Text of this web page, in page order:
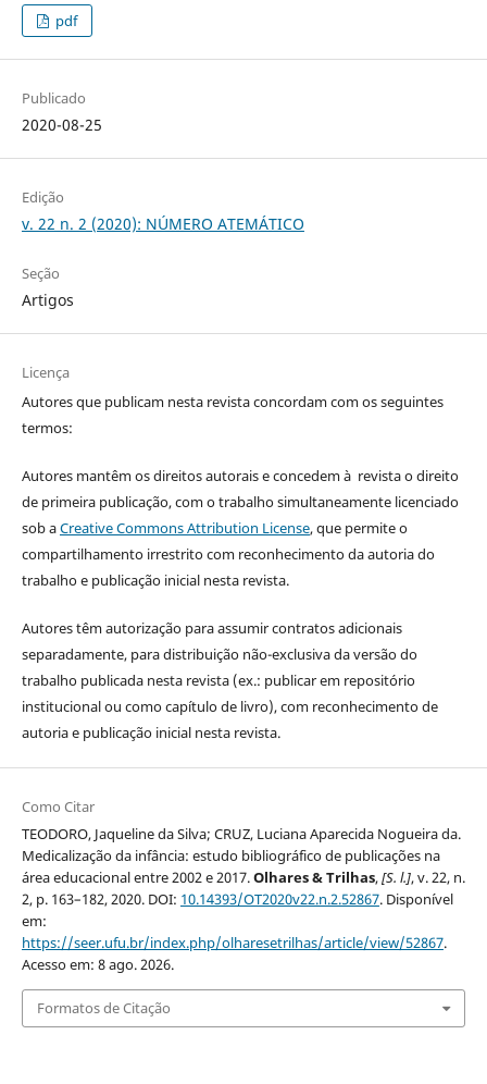
pdf
Publicado
2020-08-25
Edição
v. 22 n. 2 (2020): NÚMERO ATEMÁTICO
Seção
Artigos
Licença
Autores que publicam nesta revista concordam com os seguintes
termos:
Autores mantêm os direitos autorais e concedem à revista o direito
de primeira publicação, com o trabalho simultaneamente licenciado
sob aCreative Commons Attribution License, que permite o
compartilhamento irrestrito com reconhecimento da autoria do
trabalho e publicação inicial nesta revista.
Autores têm autorização para assumir contratos adicionais
separadamente, para distribuição não-exclusiva da versão do
trabalho publicada nesta revista (ex.: publicar em repositório
institucional ou como capítulo de livro), com reconhecimento de
autoria e publicação inicial nesta revista.
Como Citar
TEODORO, Jaqueline da Silva; CRUZ, Luciana Aparecida Nogueira da.
Medicalização da infância: estudo bibliográfico de publicações na
área educacional entre 2002 e 2017.Olhares & Trilhas,[S. l.], v. 22, n.
2, p. 163–182, 2020. DOI: 10.14393/OT2020v22.n.2.52867. Disponível
em:
https://seer.ufu.br/index.php/olharesetrilhas/article/view/52867.
Acesso em: 8 ago. 2026.
Formatos de Citação